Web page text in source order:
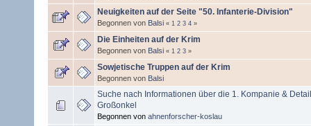
Neuigkeiten auf der Seite "50. Infanterie-Division"
Begonnen von Balsi « 1 2 3 4 »
Die Einheiten auf der Krim
Begonnen von Balsi « 1 2 3 »
Sowjetische Truppen auf der Krim
Begonnen von Balsi
Suche nach Informationen über die 1. Kompanie &
Großonkel
Begonnen von ahnenforscher-koslau